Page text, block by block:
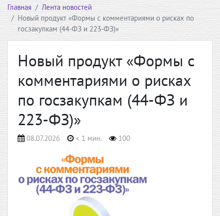
Главная
Лента новостей
Новый продукт «Формы с комментариями о рисках по
госзакупкам (44-ФЗ и 223-ФЗ)»
Новый продукт «Формы с
комментариями о рисках
по госзакупкам (44-ФЗ и
223-ФЗ)»
08.07.2026 < 1 мин. 100